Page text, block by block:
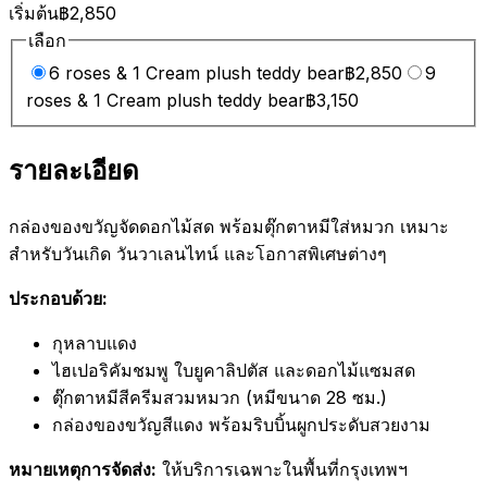
เริ่มต้น฿2,850
เลือก
6 roses & 1 Cream plush teddy bear฿2,850
9
roses & 1 Cream plush teddy bear฿3,150
รายละเอียด
กล่องของขวัญจัดดอกไม้สด พร้อมตุ๊กตาหมีใส่หมวก เหมาะ
สำหรับวันเกิด วันวาเลนไทน์ และโอกาสพิเศษต่างๆ
ประกอบด้วย:
กุหลาบแดง
ไฮเปอริคัมชมพู ใบยูคาลิปตัส และดอกไม้แซมสด
ตุ๊กตาหมีสีครีมสวมหมวก (หมีขนาด 28 ซม.)
กล่องของขวัญสีแดง พร้อมริบบิ้นผูกประดับสวยงาม
หมายเหตุการจัดส่ง: ให้บริการเฉพาะในพื้นที่กรุงเทพฯ